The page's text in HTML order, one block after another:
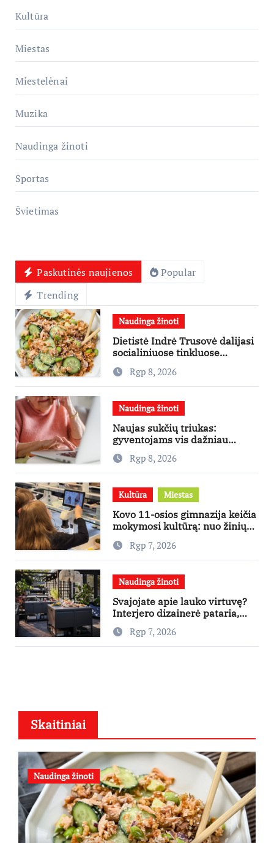
Kultūra
Miestas
Miestelėnai
Muzika
Naudinga žinoti
Sportas
Švietimas
Paskutinės naujienos
Popular
Trending
Naudinga žinoti
Dietistė Indrė Trusovė dalijasi
socialiniuose tinkluose
išpopuliarėjusiu lašišos salotų
receptuRgp 8, 2026
Naudinga žinoti
Naujas sukčių triukas:
gyventojams vis dažniau
skambina per „Viber“
Rgp 8, 2026
Kultūra Miestas
Kovo 11-osios gimnazija keičia
mokymosi kultūrą: nuo žinių
kaupimo – prie jų supratimo ir
taikymo
Rgp 7, 2026
Naudinga žinoti
Svajojate apie lauko virtuvę?
Interjero dizainerė pataria,
nuo ko pradėti
Rgp 7, 2026
Skaitiniai
Naudinga žinoti